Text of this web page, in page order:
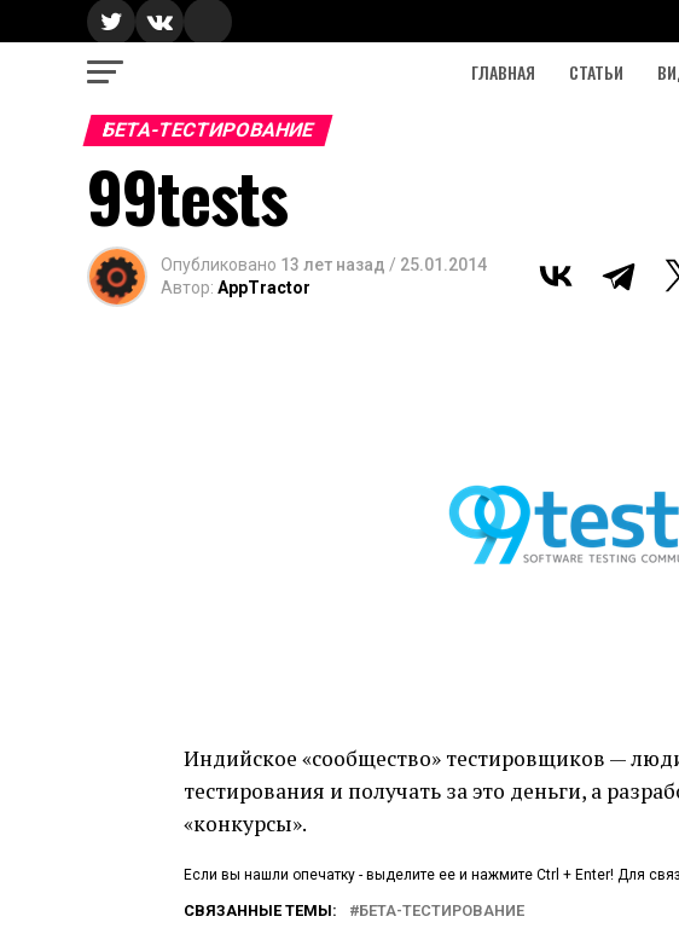
ГЛАВНАЯ СТАТЬИ
БЕТА-ТЕСТИРОВАНИЕ
99tests
Опубликовано 13 лет назад / 25.01.2014
Автор: AppTractor
Индийское «сообщество» тестировщиков —
тестирования и получать за это деньги, а
«конкурсы».
Если вы нашли опечатку - выделите ее и нажмите Ctrl + Enter! Для
СВЯЗАННЫЕ ТЕМЫ: БЕТА-ТЕСТИРОВАНИЕ